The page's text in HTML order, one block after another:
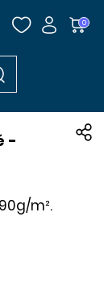
0
au pied
Rechercher
-
m².